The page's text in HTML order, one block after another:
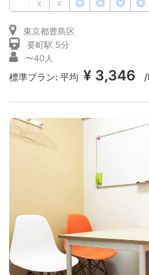
x x ◎ ◎ ◎ ◎
東京都豊島区
要町駅 5分
〜40人
標準プラン: 平均 ¥ 3,346 /